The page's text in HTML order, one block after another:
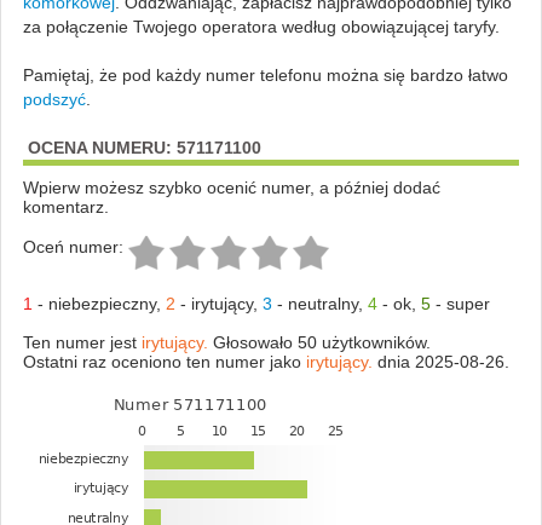
za połączenie Twojego operatora według obowiązującej taryfy.
Pamiętaj, że pod każdy numer telefonu można się bardzo łatwo
podszyć.
OCENA NUMERU: 571171100
Wpierw możesz szybko ocenić numer, a później dodać
komentarz.
Oceń numer:
1 - niebezpieczny, 2 - irytujący, 3 - neutralny, 4- ok, 5- super
Ten numer jest irytujący. Głosowało 50 użytkowników.
Ostatni raz oceniono ten numer jako irytujący. dnia 2025-08-26.